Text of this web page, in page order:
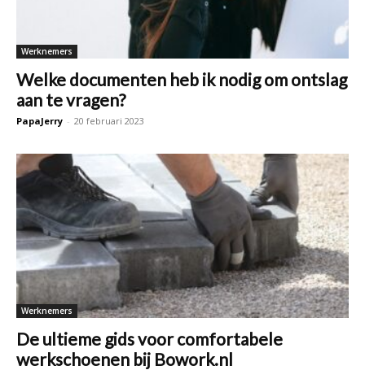
Werknemers
Welke documenten heb ik nodig om ontslag
aan te vragen?
PapaJerry - 20 februari 2023
Werknemers
De ultieme gids voor comfortabele
werkschoenen bij Bowork.nl